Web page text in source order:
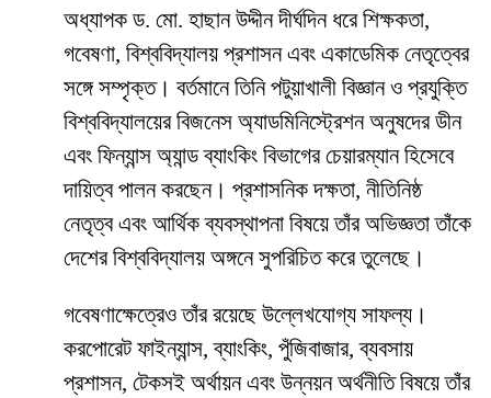
অধ্যাপক ড. মো. হাছান উদ্দীন দীর্ঘদিন ধরে শিক্ষকতা,
গবেষণা, বিশ্ববিদ্যালয় প্রশাসন এবং একাডেমিক নেতৃত্বের
সঙ্গে সম্পৃক্ত। বর্তমানে তিনি পটুয়াখালী বিজ্ঞান ও প্রযুক্তি
বিশ্ববিদ্যালয়ের বিজনেস অ্যাডমিনিস্ট্রেশন অনুষদের ডীন
এবং ফিন্যান্স অ্যান্ড ব্যাংকিং বিভাগের চেয়ারম্যান হিসেবে
দায়িত্ব পালন করছেন। প্রশাসনিক দক্ষতা, নীতিনিষ্ঠ
নেতৃত্ব এবং আর্থিক ব্যবস্থাপনা বিষয়ে তাঁর অভিজ্ঞতা তাঁকে
দেশের বিশ্ববিদ্যালয় অঙ্গনে সুপরিচিত করে তুলেছে।
গবেষণাক্ষেত্রেও তাঁর রয়েছে উল্লেখযোগ্য সাফল্য।
করপোরেট ফাইন্যান্স, ব্যাংকিং, পুঁজিবাজার, ব্যবসায়
প্রশাসন, টেকসই অর্থায়ন এবং উন্নয়ন অর্থনীতি বিষয়ে তাঁর